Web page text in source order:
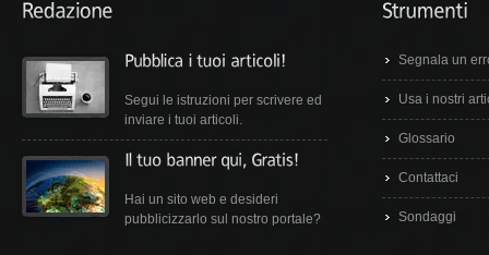
Segui le istruzioni per scrivere ed
inviare i tuoi articoli.
Hai un sito web e desideri
pubblicizzarlo sul nostro portale?
Segnala un
Usa i nostri
Glossario
Contattaci
Sondaggi